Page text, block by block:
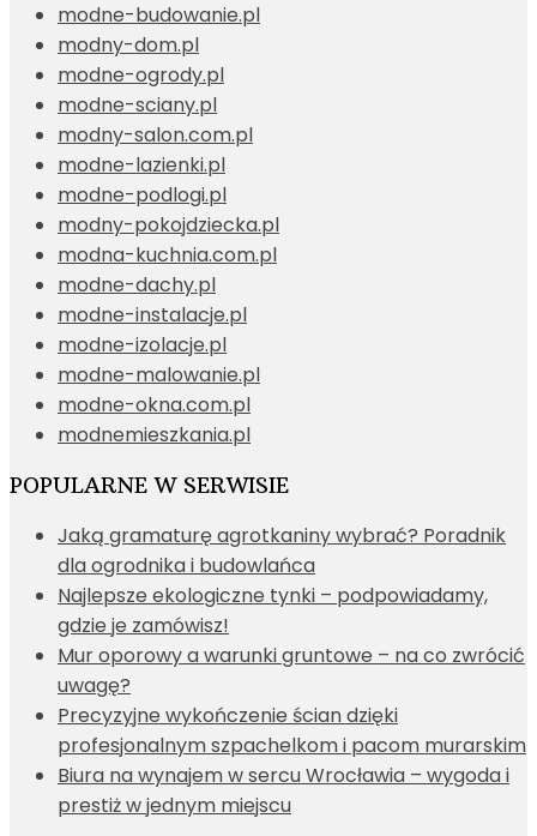
modne-budowanie.pl
modny-dom.pl
modne-ogrody.pl
modne-sciany.pl
modny-salon.com.pl
modne-lazienki.pl
modne-podlogi.pl
modny-pokojdziecka.pl
modna-kuchnia.com.pl
modne-dachy.pl
modne-instalacje.pl
modne-izolacje.pl
modne-malowanie.pl
modne-okna.com.pl
modnemieszkania.pl
POPULARNE W SERWISIE
Jaką gramaturę agrotkaniny wybrać? Poradnik
dla ogrodnika i budowlańca
Najlepsze ekologiczne tynki – podpowiadamy,
gdzie je zamówisz!
Mur oporowy a warunki gruntowe – na co zwrócić
uwagę?
Precyzyjne wykończenie ścian dzięki
profesjonalnym szpachelkom i pacom murarskim
Biura na wynajem w sercu Wrocławia – wygoda i
prestiż w jednym miejscu